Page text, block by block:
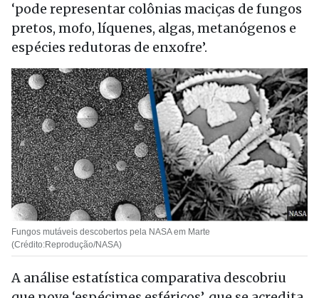
‘pode representar colônias maciças de fungos
pretos, mofo, líquenes, algas, metanógenos e
espécies redutoras de enxofre’.
Fungos mutáveis descobertos pela NASA em Marte
(Crédito:Reprodução/NASA)
A análise estatística comparativa descobriu